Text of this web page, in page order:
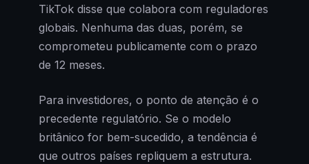
TikTok disse que colabora com reguladores
globais. Nenhuma das duas, porém, se
comprometeu publicamente com o prazo
de 12 meses.
Para investidores, o ponto de atenção é o
precedente regulatório. Se o modelo
britânico for bem-sucedido, a tendência é
que outros países repliquem a estrutura.